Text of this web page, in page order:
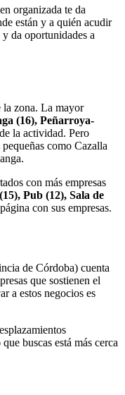
organizada te da
están y a quién acudir
da oportunidades a
la zona. La mayor
(16), Peñarroya-
la actividad. Pero
como Cazalla
con más empresas
Pub (12), Sala de
con sus empresas.
de Córdoba) cuenta
que sostienen el
a estos negocios es
buscas está más cerca